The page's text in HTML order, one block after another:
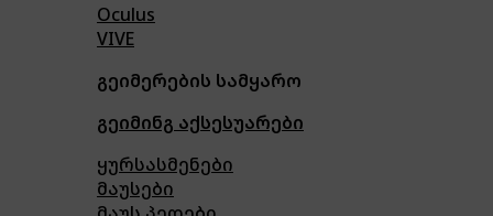
Oculus
VIVE
გეიმერების სამყარო
გეიმინგ აქსესუარები
ყურსასმენები
მაუსები